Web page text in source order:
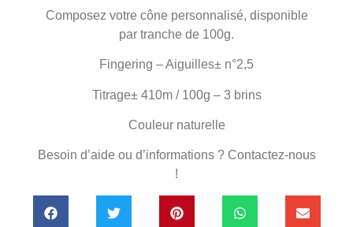
Composez votre cône personnalisé, disponible
par tranche de 100g.
Fingering – Aiguilles± n°2,5
Titrage± 410m / 100g – 3 brins
Couleur naturelle
Besoin d’aide ou d’informations ? Contactez-nous
!